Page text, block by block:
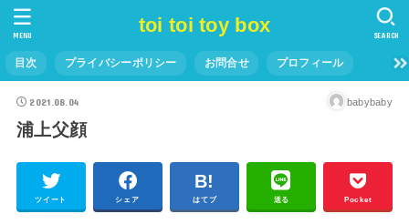
toi toi toy box
目次 プライバシーポリシー お問合せ プロフィール
SEARCH
MENU
2021.08.04 babybaby
浦上父顔
ツイート シェア はてブ 送る Pocket